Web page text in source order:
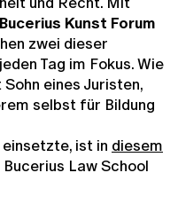
Bucerius Kunst Forum
zwei dieser
Tag im Fokus. Wie
eines Juristen,
selbst für Bildung
ist in diesem
Law School